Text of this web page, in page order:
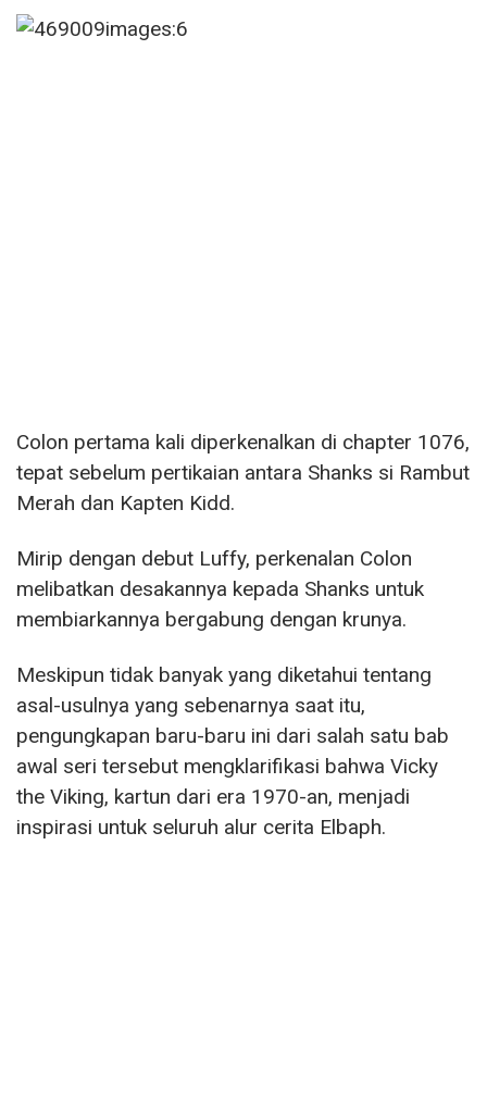
Colon pertama kali diperkenalkan di chapter 1076,
tepat sebelum pertikaian antara Shanks si Rambut
Merah dan Kapten Kidd.
Mirip dengan debut Luffy, perkenalan Colon
melibatkan desakannya kepada Shanks untuk
membiarkannya bergabung dengan krunya.
Meskipun tidak banyak yang diketahui tentang
asal-usulnya yang sebenarnya saat itu,
pengungkapan baru-baru ini dari salah satu bab
awal seri tersebut mengklarifikasi bahwa Vicky
the Viking, kartun dari era 1970-an, menjadi
inspirasi untuk seluruh alur cerita Elbaph.